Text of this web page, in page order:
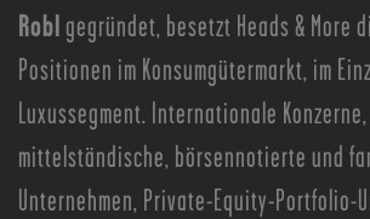
Robl gegründet, besetzt Heads & More
Positionen im Konsumgütermarkt, im
Luxussegment. Internationale Konzerne,
mittelständische, börsennotierte und
Unternehmen, Private-Equity-Portfolio-